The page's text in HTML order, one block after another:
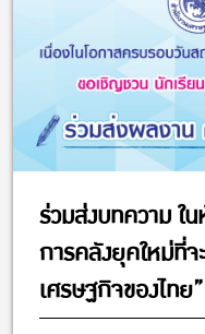
ร่วมส่งบทความ ใ
การคลังยุคใหม่ที่จ
เศรษฐกิจของไทย”